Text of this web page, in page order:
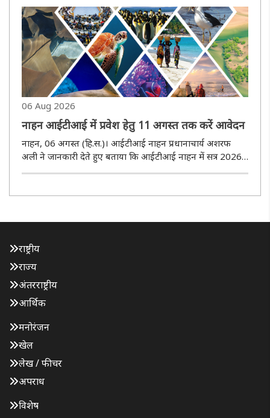
करीब 4 करोड़ 12 लाख 41 हजार रुपये का नुकसान आंका गया है।
पिछले ..
06 Aug 2026
नाहन आईटीआई में प्रवेश हेतु 11 अगस्त तक करें आवेदन
नाहन, 06 अगस्त (हि.स.)। आईटीआई नाहन प्रधानाचार्य अशरफ
अली ने जानकारी देते हुए बताया कि आईटीआई नाहन में सत्र 2026-
अगस्त से 14 अगस्..
राष्ट्रीय
राज्य
अंतरराष्ट्रीय
आर्थिक
मनोरंजन
खेल
लेख / फीचर
अपराध
विशेष